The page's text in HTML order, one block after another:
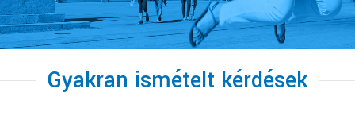
Gyakran ismételt kérdések